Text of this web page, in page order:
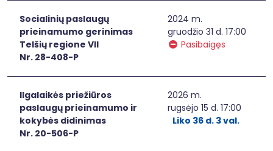
Socialinių paslaugų
prieinamumo gerinimas
Telšių regione VII
Nr. 28-408-P
2024 m.
gruodžio 31 d. 17:00
Pasibaigęs
Ilgalaikės priežiūros
paslaugų prieinamumo ir
kokybės didinimas
Nr. 20-506-P
2026 m.
rugsėjo 15 d. 17:00
Liko 36 d. 3 val.